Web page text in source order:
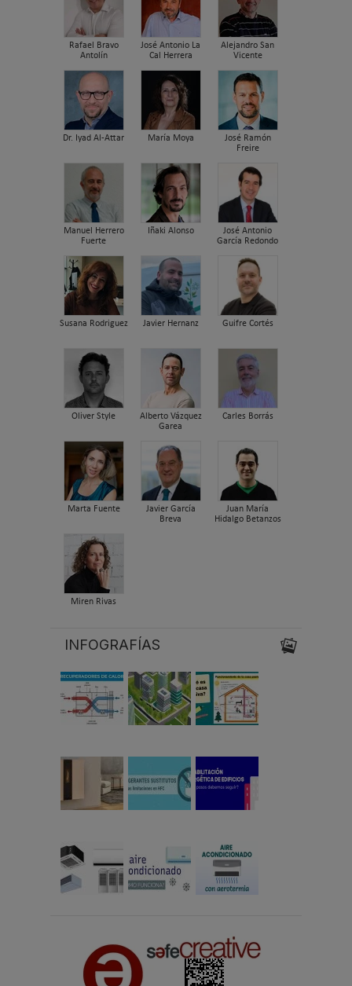
Rafael Bravo
Antolín
José Antonio La
Cal Herrera
Alejandro San
Vicente
Dr. Iyad Al-Attar María Moya
José Ramón
Freire
Manuel Herrero
Fuerte
Iñaki Alonso
José Antonio
García Redondo
Susana Rodriguez Javier Hernanz Guifre Cortés
Oliver Style
Alberto Vázquez
Garea
Carles Borrás
Marta Fuente
Javier García
Breva
Juan María
Hidalgo Betanzos
Miren Rivas
INFOGRAFÍAS